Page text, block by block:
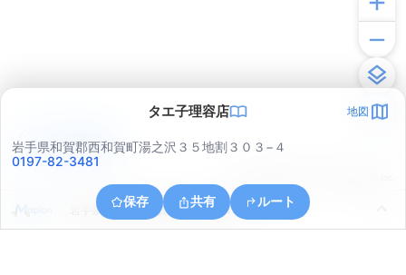
タエ子理容店 地図
岩手県和賀郡西和賀町湯之沢３５地割３０３−４
0197-82-3481
保存 共有 ルート
岩手県和賀郡西和賀町間木野２４地割
アプリで見る